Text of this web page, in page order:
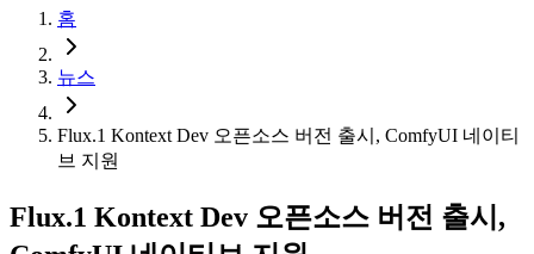
홈
뉴스
Flux.1 Kontext Dev 오픈소스 버전 출시, ComfyUI 네이티
브 지원
Flux.1 Kontext Dev 오픈소스 버전 출시,